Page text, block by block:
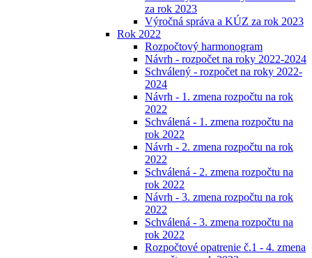
za rok 2023
Výročná správa a KÚZ za rok 2023
Rok 2022
Rozpočtový harmonogram
Návrh - rozpočet na roky 2022-2024
Schválený - rozpočet na roky 2022-
2024
Návrh - 1. zmena rozpočtu na rok
2022
Schválená - 1. zmena rozpočtu na
rok 2022
Návrh - 2. zmena rozpočtu na rok
2022
Schválená - 2. zmena rozpočtu na
rok 2022
Návrh - 3. zmena rozpočtu na rok
2022
Schválená - 3. zmena rozpočtu na
rok 2022
Rozpočtové opatrenie č.1 - 4. zmena